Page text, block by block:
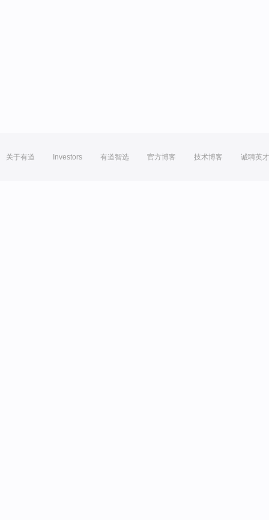
关于有道 Investors 有道智选 官方博客 技术博客 诚聘英才